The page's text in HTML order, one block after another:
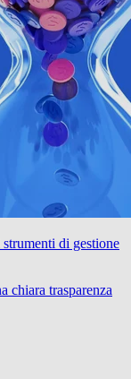
di gestione
chiara trasparenza